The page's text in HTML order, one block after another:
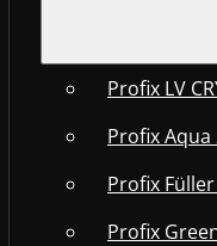
Profix LV
Profix Aqua
Profix
Profix